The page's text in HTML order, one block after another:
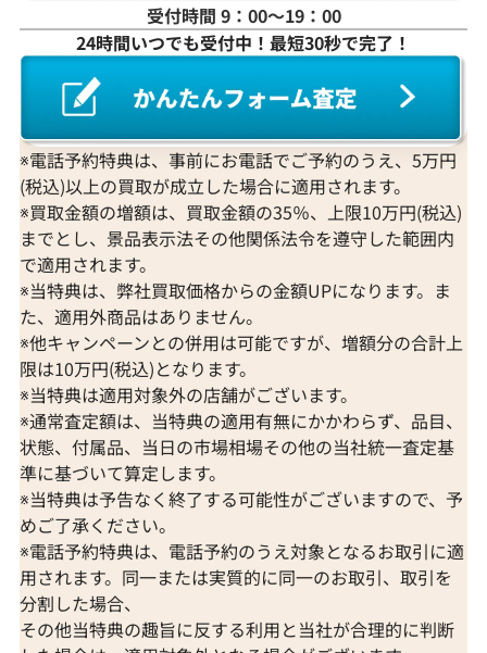
受付時間 9：00〜19：00
24時間いつでも受付中！最短30秒で完了！
※電話予約特典は、事前にお電話でご予約のうえ、5万円
(税込)以上の買取が成立した場合に適用されます。
※買取金額の増額は、買取金額の35％、上限10万円(税込)
までとし、景品表示法その他関係法令を遵守した範囲内
で適用されます。
※当特典は、弊社買取価格からの金額UPになります。ま
た、適用外商品はありません。
※他キャンペーンとの併用は可能ですが、増額分の合計上
限は10万円(税込)となります。
※当特典は適用対象外の店舗がございます。
※通常査定額は、当特典の適用有無にかかわらず、品目、
状態、付属品、当日の市場相場その他の当社統一査定基
準に基づいて算定します。
※当特典は予告なく終了する可能性がございますので、予
めご了承ください。
※電話予約特典は、電話予約のうえ対象となるお取引に適
用されます。同一または実質的に同一のお取引、取引を
分割した場合、
その他当特典の趣旨に反する利用と当社が合理的に判断